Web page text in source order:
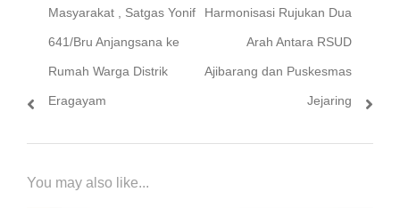
post:
Masyarakat , Satgas Yonif
641/Bru Anjangsana ke
Rumah Warga Distrik
Eragayam
post:
Harmonisasi Rujukan Dua
Arah Antara RSUD
Ajibarang dan Puskesmas
Jejaring
You may also like...